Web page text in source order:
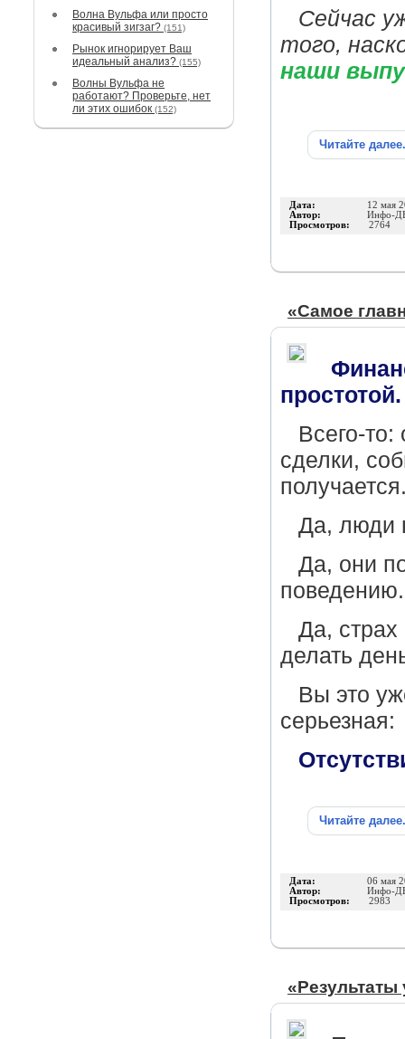
Волна Вульфа или просто
красивый зигзаг? (151)
Рынок игнорирует Ваш
идеальный анализ? (155)
Волны Вульфа не
работают? Проверьте, нет
ли этих ошибок (152)
Сейчас
того,
наши
Читайте
Дата: 12 мая
Автор: Инфо-
Просмотров: 2764
«Самое
простотой.
Всего-
сделки,
Да, люди
Да, они
поведению.
Да, страх
делать
Вы это
серьезная:
Читайте
Дата: 06 мая
Автор: Инфо-
Просмотров: 2983
«Результаты